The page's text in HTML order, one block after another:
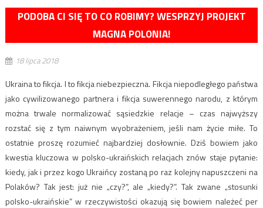
PODOBA CI SIĘ TO CO ROBIMY? WESPRZYJ PROJEKT
MAGNA POLONIA!
18 lipca 2018
Ukraina to fikcja. I to fikcja niebezpieczna. Fikcja niepodległego państwa
jako cywilizowanego partnera i fikcja suwerennego narodu, z którym
można trwale normalizować sąsiedzkie relacje – czas najwyższy
rozstać się z tym naiwnym wyobrażeniem, jeśli nam życie miłe. To
ostatnie proszę rozumieć najbardziej dosłownie. Dziś bowiem jako
kwestia kluczowa w polsko-ukraińskich relacjach znów staje pytanie:
kiedy, jak i przez kogo Ukraińcy zostaną po raz kolejny napuszczeni na
Polaków? Tak jest: już nie „czy?”, ale „kiedy?”. Tak zwane „stosunki
polsko-ukraińskie” w rzeczywistości okazują się bowiem należeć per